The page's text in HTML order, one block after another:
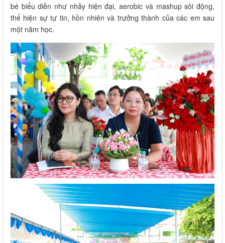
bé biểu diễn như nhảy hiện đại, aerobic và mashup sôi động,
thể hiện sự tự tin, hồn nhiên và trưởng thành của các em sau
một năm học.